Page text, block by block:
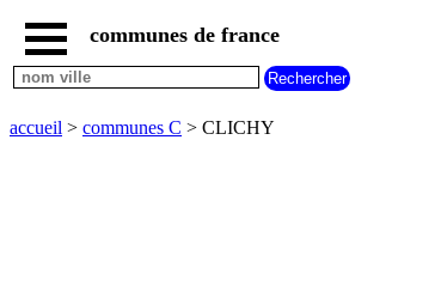
accueil
communes
regions
communes de france
accueil > communes C > CLICHY